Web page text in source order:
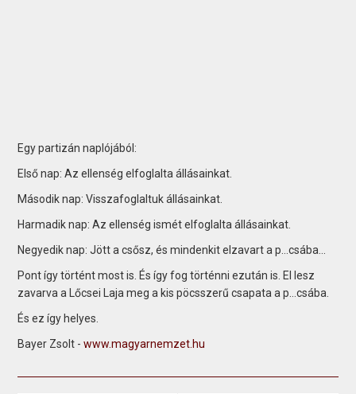
Egy partizán naplójából:
Első nap: Az ellenség elfoglalta állásainkat.
Második nap: Visszafoglaltuk állásainkat.
Harmadik nap: Az ellenség ismét elfoglalta állásainkat.
Negyedik nap: Jött a csősz, és mindenkit elzavart a p…csába...
Pont így történt most is. És így fog történni ezután is. El lesz
zavarva a Lőcsei Laja meg a kis pöcsszerű csapata a p…csába.
És ez így helyes.
Bayer Zsolt -www.magyarnemzet.hu